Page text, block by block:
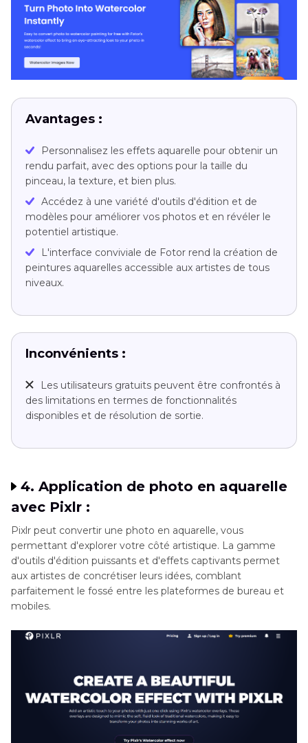
Avantages :
Personnalisez les effets aquarelle pour obtenir un
rendu parfait, avec des options pour la taille du
pinceau, la texture, et bien plus.
Accédez à une variété d'outils d'édition et de
modèles pour améliorer vos photos et en révéler le
potentiel artistique.
L'interface conviviale de Fotor rend la création de
peintures aquarelles accessible aux artistes de tous
niveaux.
Inconvénients :
Les utilisateurs gratuits peuvent être confrontés à
des limitations en termes de fonctionnalités
disponibles et de résolution de sortie.
4. Application de photo en aquarelle
avec Pixlr :
Pixlr peut convertir une photo en aquarelle, vous
permettant d'explorer votre côté artistique. La gamme
d'outils d'édition puissants et d'effets captivants permet
aux artistes de concrétiser leurs idées, comblant
parfaitement le fossé entre les plateformes de bureau et
mobiles.